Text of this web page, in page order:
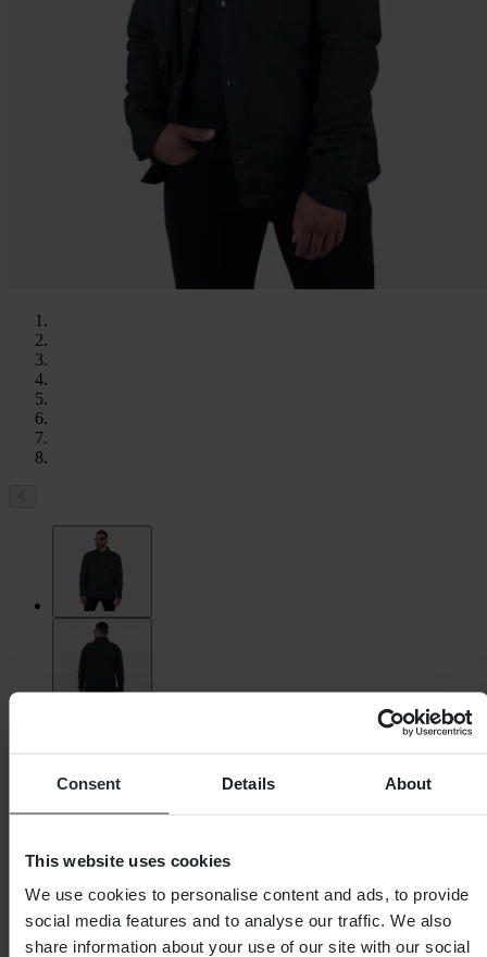
Consent Details About
This website uses cookies
We use cookies to personalise content and ads, to provide
social media features and to analyse our traffic. We also
share information about your use of our site with our social